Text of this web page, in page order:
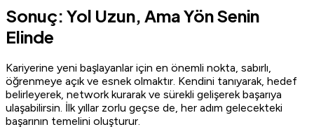
Sonuç: Yol Uzun, Ama Yön Senin
Elinde
Kariyerine yeni başlayanlar için en önemli nokta, sabırlı,
öğrenmeye açık ve esnek olmaktır. Kendini tanıyarak, hedef
belirleyerek, network kurarak ve sürekli gelişerek başarıya
ulaşabilirsin. İlk yıllar zorlu geçse de, her adım gelecekteki
başarının temelini oluşturur.